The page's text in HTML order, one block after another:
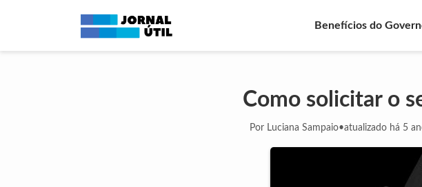
Benefícios do
Como solicitar o
Por Luciana Sampaio•atualizado há 5